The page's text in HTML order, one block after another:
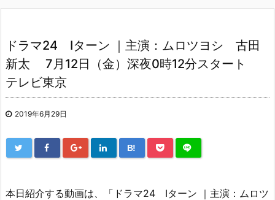
ドラマ24 Iターン ｜主演：ムロツヨシ 古田
新太 7月12日（金）深夜0時12分スタート
テレビ東京
2019年6月29日
B!
本日紹介する動画は、「ドラマ24 Iターン ｜主演：ムロツ